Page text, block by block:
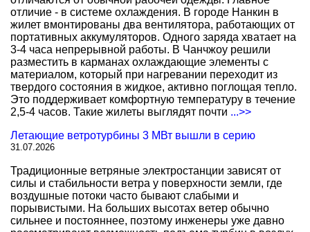
отличие - в системе охлаждения. В городе Нанкин в
жилет вмонтированы два вентилятора, работающих от
портативных аккумуляторов. Одного заряда хватает на
3-4 часа непрерывной работы. В Чанчжоу решили
разместить в карманах охлаждающие элементы с
материалом, который при нагревании переходит из
твердого состояния в жидкое, активно поглощая тепло.
Это поддерживает комфортную температуру в течение
2,5-4 часов. Такие жилеты выглядят почти ...>>
Летающие ветротурбины 3 МВт вышли в серию
31.07.2026
Традиционные ветряные электростанции зависят от
силы и стабильности ветра у поверхности земли, где
воздушные потоки часто бывают слабыми и
порывистыми. На больших высотах ветер обычно
сильнее и постояннее, поэтому инженеры уже давно